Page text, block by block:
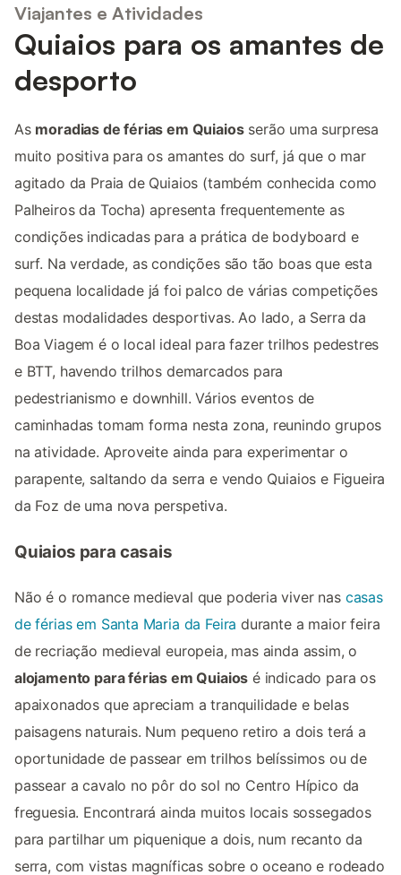
Viajantes e Atividades
Quiaios para os amantes de
desporto
As moradias de férias em Quiaiosserão uma surpresa
muito positiva para os amantes do surf, já que o mar
agitado da Praia de Quiaios (também conhecida como
Palheiros da Tocha) apresenta frequentemente as
condições indicadas para a prática de bodyboard e
surf. Na verdade, as condições são tão boas que esta
pequena localidade já foi palco de várias competições
destas modalidades desportivas. Ao lado, a Serra da
Boa Viagem é o local ideal para fazer trilhos pedestres
e BTT, havendo trilhos demarcados para
pedestrianismo e downhill. Vários eventos de
caminhadas tomam forma nesta zona, reunindo grupos
na atividade. Aproveite ainda para experimentar o
parapente, saltando da serra e vendo Quiaios e Figueira
da Foz de uma nova perspetiva.
Quiaios para casais
Não é o romance medieval que poderia viver nas casas
de férias em Santa Maria da Feira durante a maior feira
de recriação medieval europeia, mas ainda assim, o
alojamento para férias em Quiaios é indicado para os
apaixonados que apreciam a tranquilidade e belas
paisagens naturais. Num pequeno retiro a dois terá a
oportunidade de passear em trilhos belíssimos ou de
passear a cavalo no pôr do sol no Centro Hípico da
freguesia. Encontrará ainda muitos locais sossegados
para partilhar um piquenique a dois, num recanto da
serra, com vistas magníficas sobre o oceano e rodeado